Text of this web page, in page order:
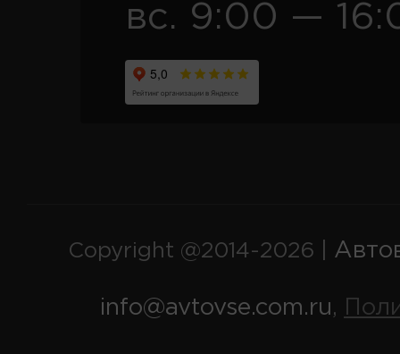
вс. 9:00 —
Copyright @2014-2026 |
info@avtovse.com.ru,